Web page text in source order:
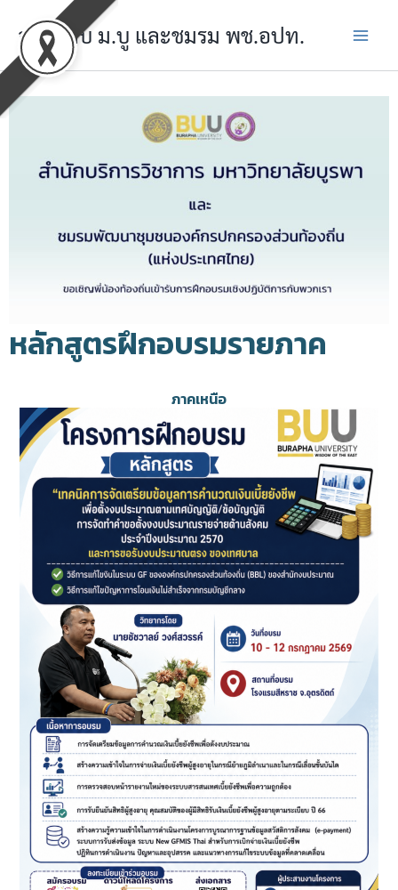
content
อบรมกับ ม.บู และชมรม พช.อปท.
หลักสูตรฝึกอบรมรายภาค
ภาคเหนือ